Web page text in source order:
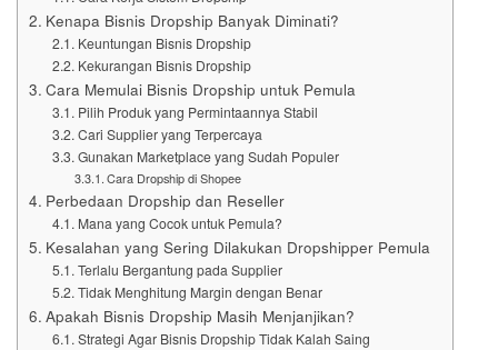
Kenapa Bisnis Dropship Banyak Diminati?
Keuntungan Bisnis Dropship
Kekurangan Bisnis Dropship
Cara Memulai Bisnis Dropship untuk Pemula
Pilih Produk yang Permintaannya Stabil
Cari Supplier yang Terpercaya
Gunakan Marketplace yang Sudah Populer
Cara Dropship di Shopee
Perbedaan Dropship dan Reseller
Mana yang Cocok untuk Pemula?
Kesalahan yang Sering Dilakukan Dropshipper Pemula
Terlalu Bergantung pada Supplier
Tidak Menghitung Margin dengan Benar
Apakah Bisnis Dropship Masih Menjanjikan?
Strategi Agar Bisnis Dropship Tidak Kalah Saing